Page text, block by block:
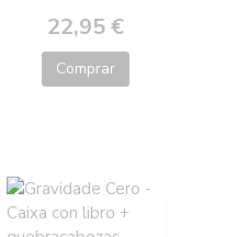
22,95 €
Comprar